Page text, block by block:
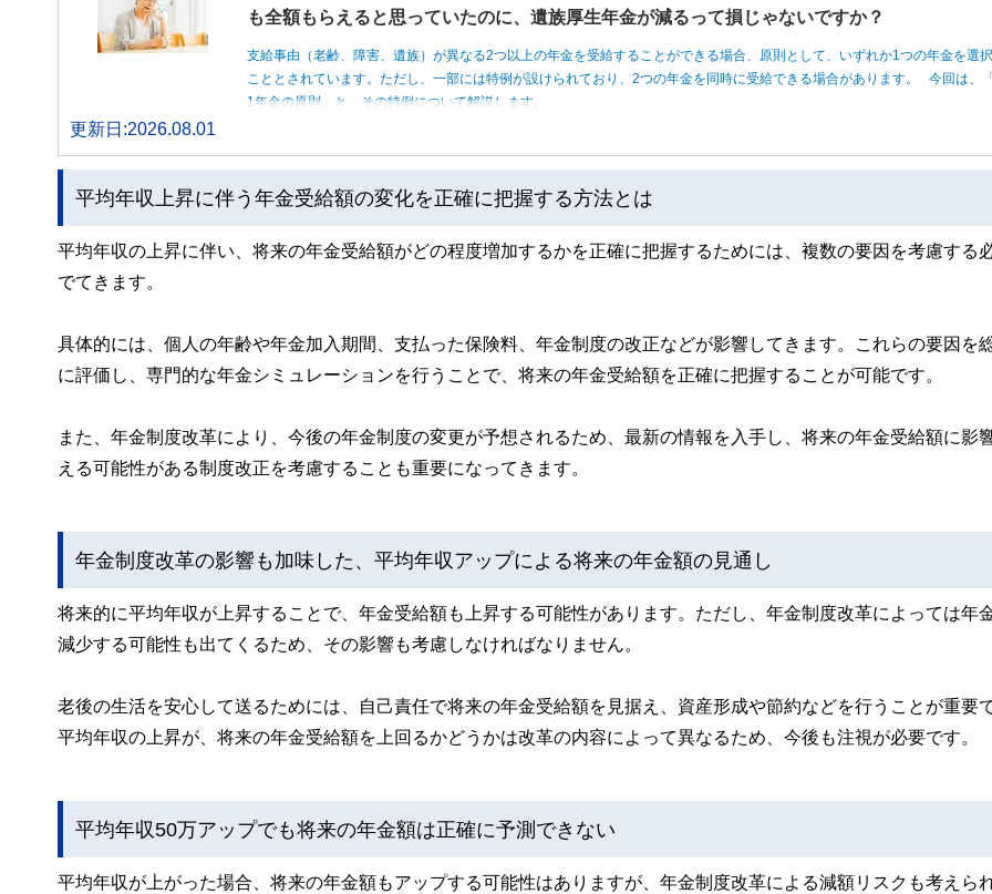
も全額もらえると思っていたのに、遺族厚生年金が減るって損じゃないですか？
支給事由（老齢、障害、遺族）が異なる2つ以上の年金を受給することができる場合、原則として、いずれか1つの年金を選
こととされています。ただし、一部には特例が設けられており、2つの年金を同時に受給できる場合があります。 今回は、
1年金の原則」と、その特例について解説します。
更新日:2026.08.01
平均年収上昇に伴う年金受給額の変化を正確に把握する方法とは
平均年収の上昇に伴い、将来の年金受給額がどの程度増加するかを正確に把握するためには、複数の要因を考慮する
でてきます。
具体的には、個人の年齢や年金加入期間、支払った保険料、年金制度の改正などが影響してきます。これらの要因を
に評価し、専門的な年金シミュレーションを行うことで、将来の年金受給額を正確に把握することが可能です。
また、年金制度改革により、今後の年金制度の変更が予想されるため、最新の情報を入手し、将来の年金受給額に影
える可能性がある制度改正を考慮することも重要になってきます。
年金制度改革の影響も加味した、平均年収アップによる将来の年金額の見通し
将来的に平均年収が上昇することで、年金受給額も上昇する可能性があります。ただし、年金制度改革によっては年
減少する可能性も出てくるため、その影響も考慮しなければなりません。
老後の生活を安心して送るためには、自己責任で将来の年金受給額を見据え、資産形成や節約などを行うことが重要で
平均年収の上昇が、将来の年金受給額を上回るかどうかは改革の内容によって異なるため、今後も注視が必要です。
平均年収50万アップでも将来の年金額は正確に予測できない
平均年収が上がった場合、将来の年金額もアップする可能性はありますが、年金制度改革による減額リスクも考えら